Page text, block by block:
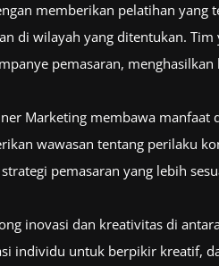
memberikan pelatihan yang
di wilayah yang ditentukan.
pemasaran,
Marketing membawa manfaat
wawasan tentang perilaku
pemasaran yang lebih
inovasi dan kreativitas di
individu untuk berpikir kreatif,